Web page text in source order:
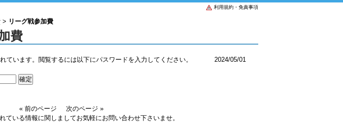
利用規約・免責事項
> リーグ戦参加費
費
2024/05/01
ています。閲覧するには以下にパスワードを入力してください。
« 前のページ
次のページ »
ている情報に関しましてお気軽にお問い合わせ下さいませ。